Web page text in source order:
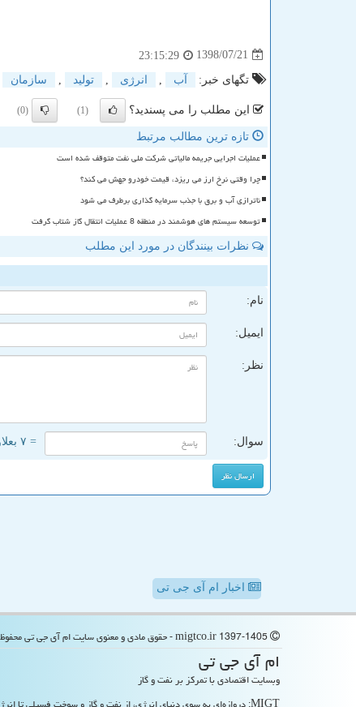
1398/07/21
23:15:29
تگهای خبر: آب انرژی تولید سازمان
این مطلب را می پسندید؟ (1)
(0)
تازه ترین مطالب مرتبط
عملیات اجرایی جریمه مالیاتی شرکت ملی نفت متوقف شده است
چرا وقتی نرخ ارز می ریزد، قیمت خودرو جهش می کند؟
ناترازی آب و برق با جذب سرمایه گذاری برطرف می شود
توسعه سیستم های هوشمند در منطقه 8 عملیات انتقال گاز شتاب گرفت
نظرات بینندگان در مورد این مطلب
نام:
ایمیل:
نظر:
سوال: = ۷ بعلاوه ۳
اخبار ام آی جی تی
ام آی جی تی
وبسایت اقتصادی با تمرکز بر نفت و گاز